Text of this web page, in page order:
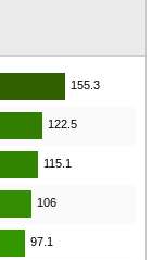
155.3
122.5
115.1
106
97.1